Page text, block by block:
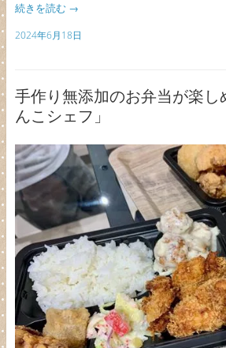
続きを読む →
2024年6月18日
手作り無添加のお弁当が楽し
んこシェフ」